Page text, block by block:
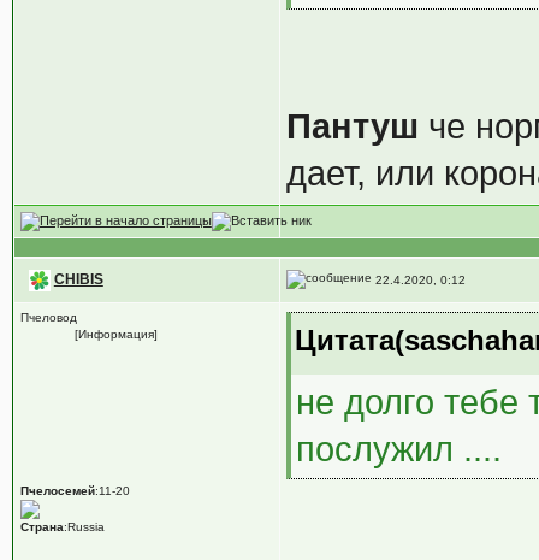
Пантуш че
дает, или
CHIBIS 22.4.2020, 0:12
Пчеловод
[Информация]
Пчелосемей:11-20
Страна:Russia
не долго
послужил ....